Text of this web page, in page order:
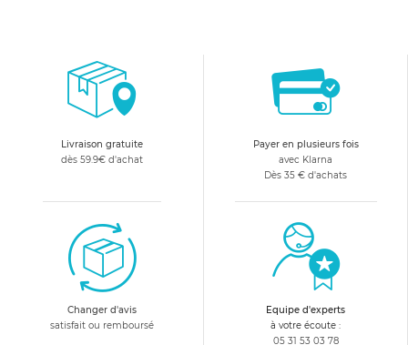
Livraison gratuite
dès 59.9€ d'achat
Payer en plusieurs fois
avec Klarna
Dès 35 € d'achats
Changer d'avis
satisfait ou remboursé
Equipe d'experts
à votre écoute :
05 31 53 03 78